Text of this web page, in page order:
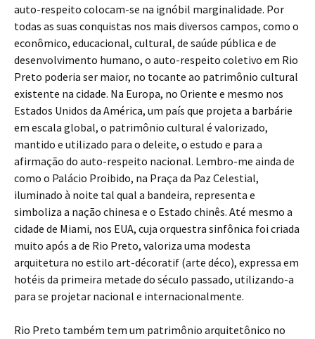
auto-respeito colocam-se na ignóbil marginalidade. Por
todas as suas conquistas nos mais diversos campos, como o
econômico, educacional, cultural, de saúde pública e de
desenvolvimento humano, o auto-respeito coletivo em Rio
Preto poderia ser maior, no tocante ao patrimônio cultural
existente na cidade. Na Europa, no Oriente e mesmo nos
Estados Unidos da América, um país que projeta a barbárie
em escala global, o patrimônio cultural é valorizado,
mantido e utilizado para o deleite, o estudo e para a
afirmação do auto-respeito nacional. Lembro-me ainda de
como o Palácio Proibido, na Praça da Paz Celestial,
iluminado à noite tal qual a bandeira, representa e
simboliza a nação chinesa e o Estado chinês. Até mesmo a
cidade de Miami, nos EUA, cuja orquestra sinfônica foi criada
muito após a de Rio Preto, valoriza uma modesta
arquitetura no estilo art-décoratif (arte déco), expressa em
hotéis da primeira metade do século passado, utilizando-a
para se projetar nacional e internacionalmente.
Rio Preto também tem um patrimônio arquitetônico no